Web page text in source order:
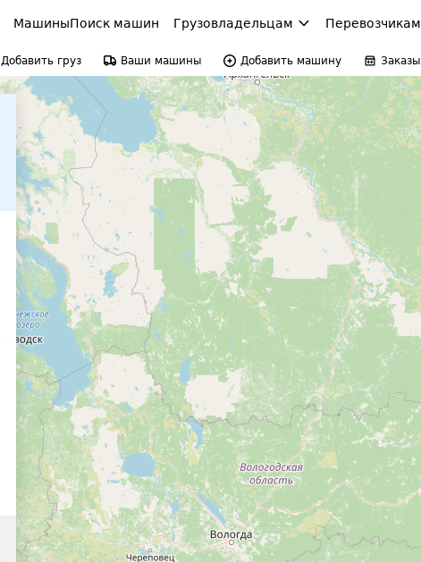
МашиныПоиск машин Грузовладельцам Перевозчикам
Добавить груз Ваши машины Добавить машину Заказы